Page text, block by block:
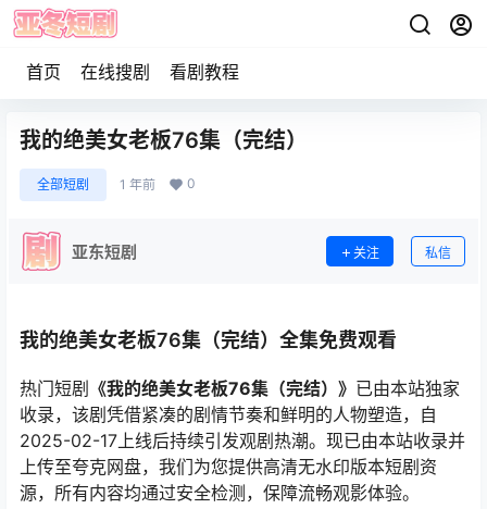
首页 在线搜剧 看剧教程
我的绝美女老板76集（完结）
全部短剧 1 年前 0
亚东短剧 关注 私信
我的绝美女老板76集（完结）全集免费观看
热门短剧 《我的绝美女老板76集（完结）》 已由本站独家
收录，该剧凭借紧凑的剧情节奏和鲜明的人物塑造，自
2025-02-17上线后持续引发观剧热潮。现已由本站收录并
上传至夸克网盘，我们为您提供高清无水印版本短剧资
源，所有内容均通过安全检测，保障流畅观影体验。